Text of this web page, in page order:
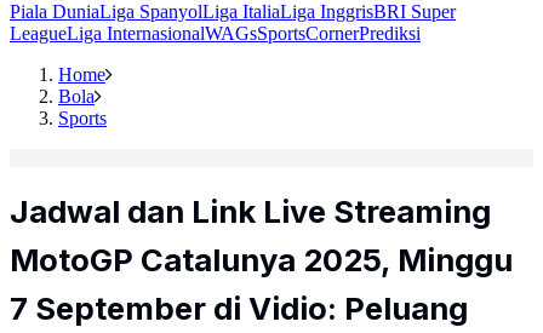
Piala DuniaLiga SpanyolLiga ItaliaLiga InggrisBRI Super
LeagueLiga InternasionalWAGsSportsCornerPrediksi
Home
Bola
Sports
Jadwal dan Link Live Streaming
MotoGP Catalunya 2025, Minggu
7 September di Vidio: Peluang